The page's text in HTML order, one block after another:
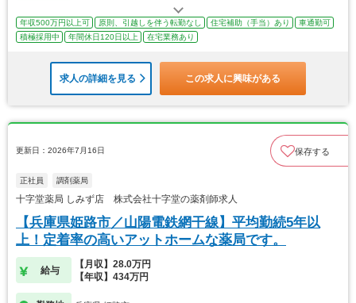
年収500万円以上可 原則、引越しを伴う転勤なし 住宅補助（手当）あり
車通勤可
積極採用中
年間休日120日以上 在宅業務あり
求人の詳細を見る この求人に興味がある
更新日：2026年7月16日 保存する
正社員 調剤薬局
十字堂薬局 しみず店 株式会社十字堂の薬剤師求人
【兵庫県姫路市／山陽電鉄網干線】平均勤続5年以
上！定着率の高いアットホームな薬局です。
給与
【月収】28.0万円
【年収】434万円